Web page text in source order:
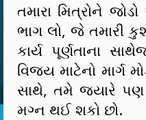
તમારા મિત્રોને
ભાગ લો, જે તમારી
કાર્ય પૂર્ણતાના
વિજય માટેનો માર્ગ
સાથે, તમે જ્યારે પણ
મગ્ન થઈ શકો છો.